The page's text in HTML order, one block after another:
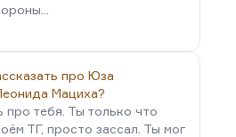
про Юза
Мациха?
про тебя. Ты только что
ТГ, просто зассал. Ты мог